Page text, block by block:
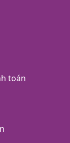
toán